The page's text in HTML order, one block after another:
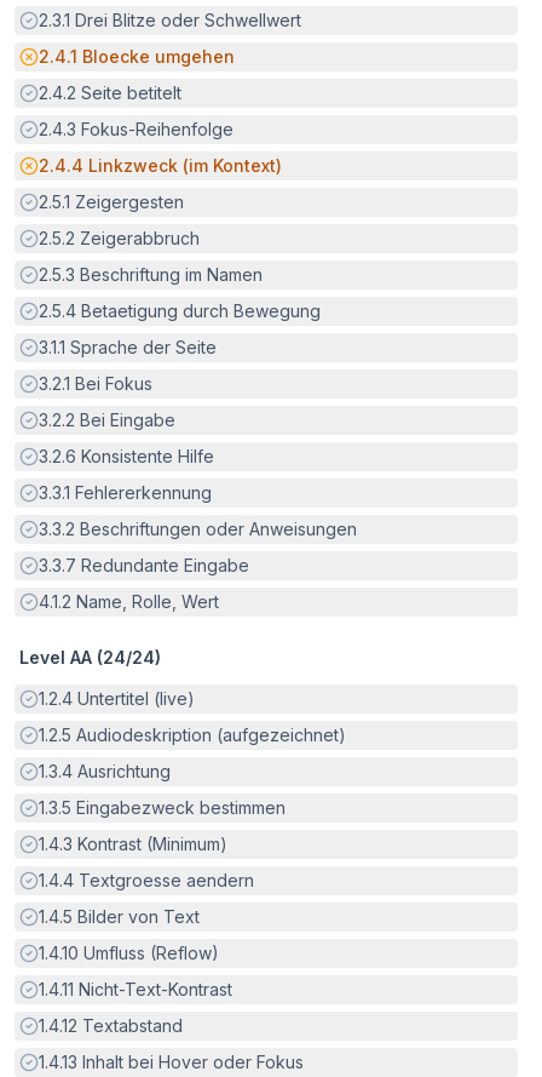
Erfüllt:
2.3.1 Drei Blitze oder Schwellwert
Potenzielle Barriere:
2.4.1 Bloecke umgehen
Erfüllt:
2.4.2 Seite betitelt
Erfüllt:
2.4.3 Fokus-Reihenfolge
Potenzielle Barriere:
2.4.4 Linkzweck (im Kontext)
Erfüllt:
2.5.1 Zeigergesten
Erfüllt:
2.5.2 Zeigerabbruch
Erfüllt:
2.5.3 Beschriftung im Namen
Erfüllt:
2.5.4 Betaetigung durch Bewegung
Erfüllt:
3.1.1 Sprache der Seite
Erfüllt:
3.2.1 Bei Fokus
Erfüllt:
3.2.2 Bei Eingabe
Erfüllt:
3.2.6 Konsistente Hilfe
Erfüllt:
3.3.1 Fehlererkennung
Erfüllt:
3.3.2 Beschriftungen oder Anweisungen
Erfüllt:
3.3.7 Redundante Eingabe
Erfüllt:
4.1.2 Name, Rolle, Wert
Level AA (24/24)
Erfüllt:
1.2.4 Untertitel (live)
Erfüllt:
1.2.5 Audiodeskription (aufgezeichnet)
Erfüllt:
1.3.4 Ausrichtung
Erfüllt:
1.3.5 Eingabezweck bestimmen
Erfüllt:
1.4.3 Kontrast (Minimum)
Erfüllt:
1.4.4 Textgroesse aendern
Erfüllt:
1.4.5 Bilder von Text
Erfüllt:
1.4.10 Umfluss (Reflow)
Erfüllt:
1.4.11 Nicht-Text-Kontrast
Erfüllt:
1.4.12 Textabstand
Erfüllt:
1.4.13 Inhalt bei Hover oder Fokus